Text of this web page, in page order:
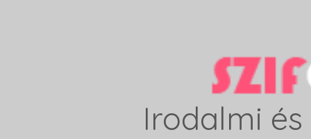
Irodalmi